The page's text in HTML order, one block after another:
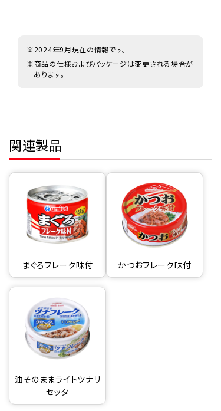
※2024年9月現在の情報です。
※商品の仕様およびパッケージは変更される場合が
あります。
関連製品
まぐろフレーク味付 かつおフレーク味付
油そのままライトツナリ
セッタ